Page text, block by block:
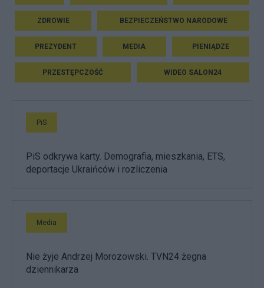
ZDROWIE BEZPIECZEŃSTWO NARODOWE
PREZYDENT MEDIA PIENIĄDZE
PRZESTĘPCZOŚĆ WIDEO SALON24
PiS
PiS odkrywa karty. Demografia, mieszkania, ETS,
deportacje Ukraińców i rozliczenia
Media
Nie żyje Andrzej Morozowski. TVN24 żegna
dziennikarza